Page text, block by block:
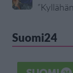
Suomi24